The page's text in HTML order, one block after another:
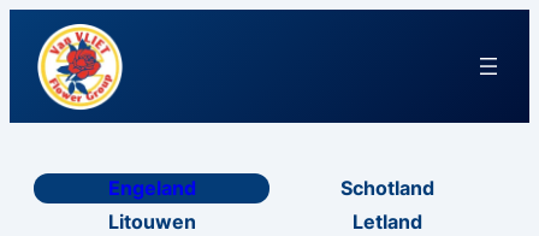
Engeland
Schotland
Litouwen
Letland